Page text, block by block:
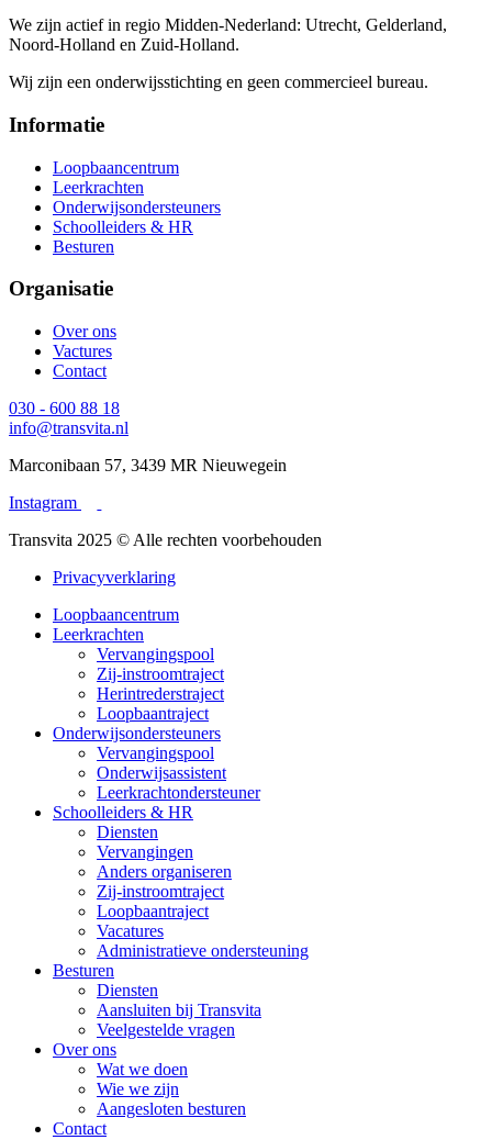
We zijn actief in regio Midden-Nederland: Utrecht, Gelderland,
Noord-Holland en Zuid-Holland.
Wij zijn een onderwijsstichting en geen commercieel bureau.
Informatie
Loopbaancentrum
Leerkrachten
Onderwijsondersteuners
Schoolleiders & HR
Besturen
Organisatie
Over ons
Vactures
Contact
030 - 600 88 18
info@transvita.nl
Marconibaan 57, 3439 MR Nieuwegein
Instagram
Transvita 2025 © Alle rechten voorbehouden
Privacyverklaring
Loopbaancentrum
Leerkrachten
Vervangingspool
Zij-instroomtraject
Herintrederstraject
Loopbaantraject
Onderwijsondersteuners
Vervangingspool
Onderwijsassistent
Leerkrachtondersteuner
Schoolleiders & HR
Diensten
Vervangingen
Anders organiseren
Zij-instroomtraject
Loopbaantraject
Vacatures
Administratieve ondersteuning
Besturen
Diensten
Aansluiten bij Transvita
Veelgestelde vragen
Over ons
Wat we doen
Wie we zijn
Aangesloten besturen
Contact